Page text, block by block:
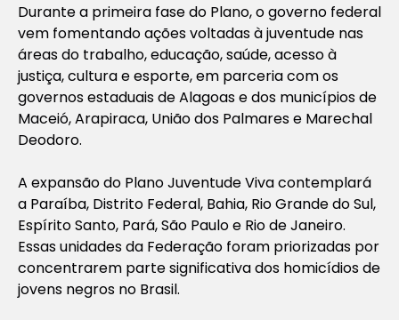
Durante a primeira fase do Plano, o governo federal
vem fomentando ações voltadas à juventude nas
áreas do trabalho, educação, saúde, acesso à
justiça, cultura e esporte, em parceria com os
governos estaduais de Alagoas e dos municípios de
Maceió, Arapiraca, União dos Palmares e Marechal
Deodoro.
A expansão do Plano Juventude Viva contemplará
a Paraíba, Distrito Federal, Bahia, Rio Grande do Sul,
Espírito Santo, Pará, São Paulo e Rio de Janeiro.
Essas unidades da Federação foram priorizadas por
concentrarem parte significativa dos homicídios de
jovens negros no Brasil.